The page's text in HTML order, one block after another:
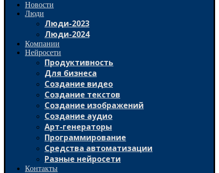
Новости
Люди
Люди-2023
Люди-2024
Компании
Нейросети
Продуктивность
Для бизнеса
Создание видео
Создание текстов
Создание изображений
Создание аудио
Арт-генераторы
Программирование
Средства автоматизации
Разные нейросети
Контакты